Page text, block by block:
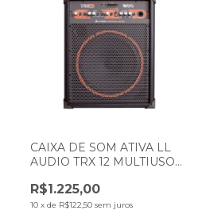
CAIXA DE SOM ATIVA LL
AUDIO TRX 12 MULTIUSO
R$1.225,00
10 x de R$122,50 sem juros